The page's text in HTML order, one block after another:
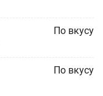
По вкусу
По вкусу